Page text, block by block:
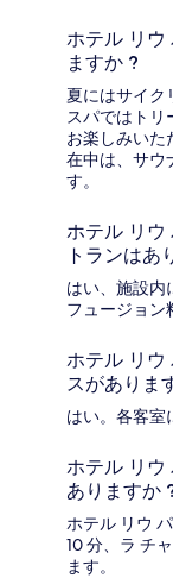
ホテル リウ
ますか ?
夏にはサイク
スパではトリ
お楽しみいた
在中は、サウ
す。
ホテル リウ
トランはあ
はい、施設内
フュージョン
ホテル リウ
スがありま
はい。各客室
ホテル リウ
ありますか
ホテル リウ
10 分、ラ チ
ます。